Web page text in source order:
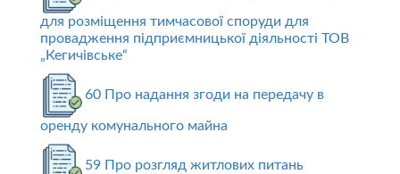
для розміщення тимчасової споруди для
провадження підприємницької діяльності ТОВ
„Кегичівське“
60 Про надання згоди на передачу в
оренду комунального майна
59 Про розгляд житлових питань